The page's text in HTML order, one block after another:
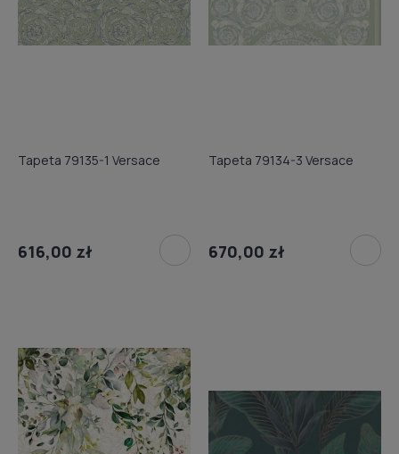
Tapeta 79135-1 Versace
616,00 zł
Tapeta 79134-3 Versace
670,00 zł